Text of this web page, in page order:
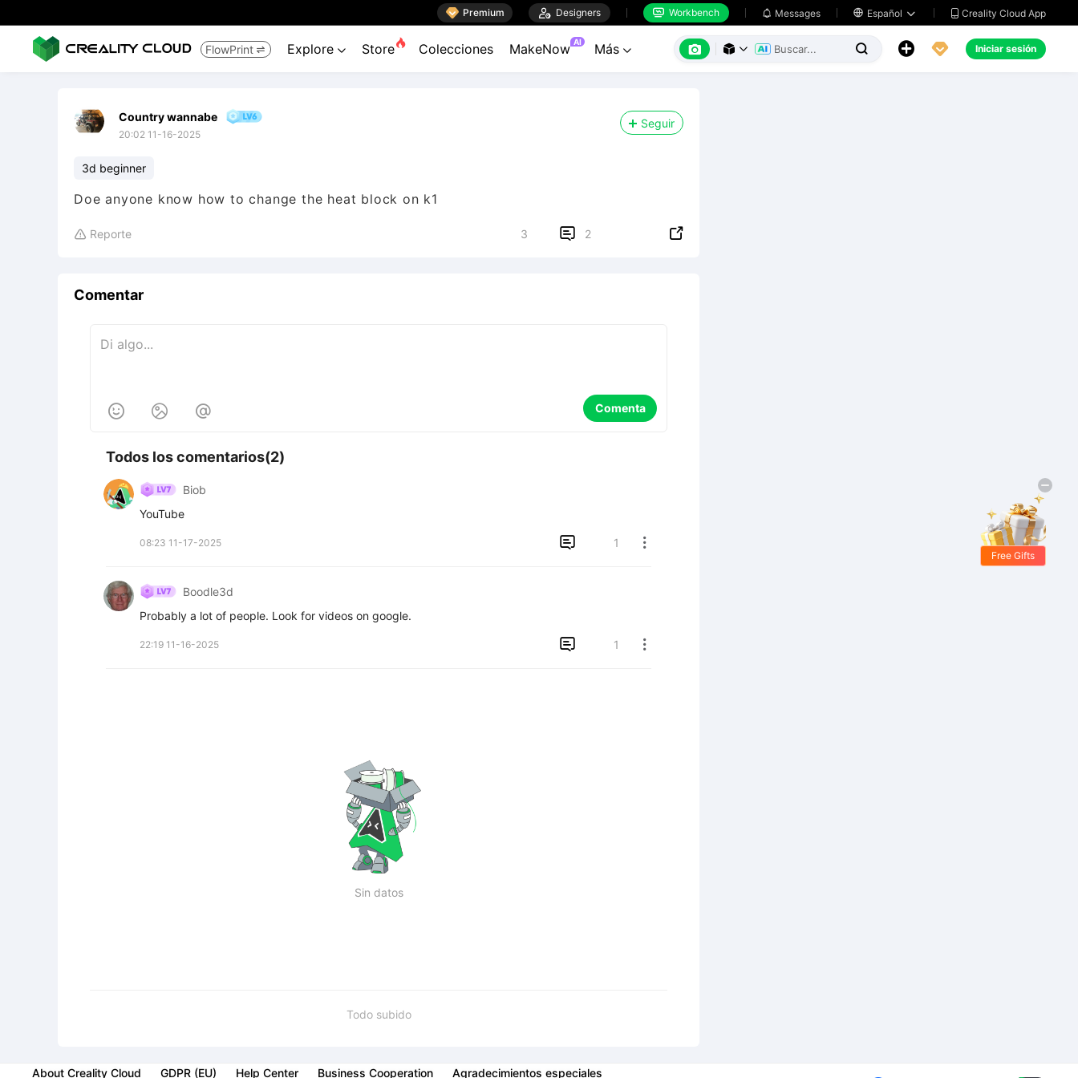
 Premium  Designers  Workbench  Messages  Español   Creality Cloud App
FlowPrint  Explore  Store Colecciones MakeNow AI Más        Iniciar sesión
Country wannabe
20:02 11-16-2025
Seguir
3d beginner
Doe anyone know how to change the heat block on k1
 Reporte 3  2 
Comentar
   Comenta
Todos los comentarios(2)
Biob
YouTube
08:23 11-17-2025  1 
Boodle3d
Probably a lot of people. Look for videos on google.
22:19 11-16-2025  1 
Sin datos
Todo subido
About Creality Cloud GDPR (EU) Help Center Business Cooperation Agradecimientos especiales
Free Gifts